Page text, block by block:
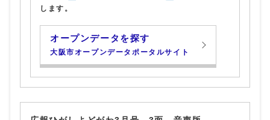
します。
オープンデータを探す
大阪市オープンデータポータルサイト